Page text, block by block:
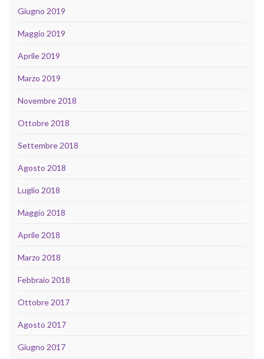
Giugno 2019
Maggio 2019
Aprile 2019
Marzo 2019
Novembre 2018
Ottobre 2018
Settembre 2018
Agosto 2018
Luglio 2018
Maggio 2018
Aprile 2018
Marzo 2018
Febbraio 2018
Ottobre 2017
Agosto 2017
Giugno 2017